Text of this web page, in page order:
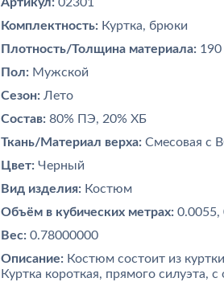
Комплектность: Куртка, брюки
Плотность/Толщина материала: 190
Пол: Мужской
Сезон: Лето
Состав: 80% ПЭ, 20% ХБ
Ткань/Материал верха: Смесовая с
Цвет: Черный
Вид изделия: Костюм
Объём в кубических метрах: 0.0055,
Вес: 0.78000000
Описание: Костюм состоит из
Куртка короткая, прямого силуэта,